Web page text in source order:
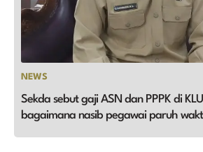
NEWS
Sekda sebut gaji ASN dan PPPK di
bagaimana nasib pegawai paruh